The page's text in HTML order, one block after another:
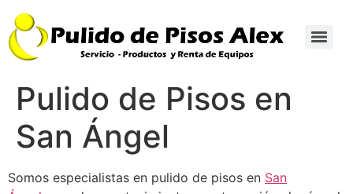
Pulido de Pisos en
San Ángel
Somos especialistas en pulido de pisos en San